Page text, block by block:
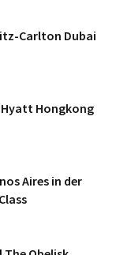
Carlton Dubai
Hyatt Hongkong
Aires in der